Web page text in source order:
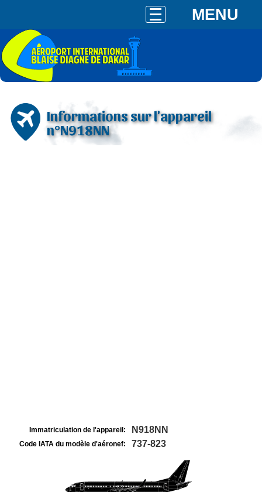
MENU
Informations sur l'appareil
n°N918NN
Immatriculation de l'appareil: N918NN
Code IATA du modèle d'aéronef: 737-823